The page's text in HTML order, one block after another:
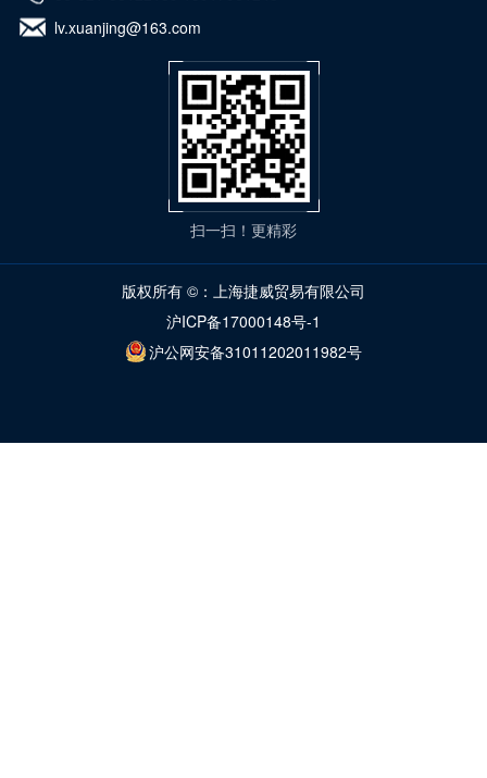
lv.xuanjing@163.com
扫一扫！更精彩
版权所有 ©：上海捷威贸易有限公司
沪ICP备17000148号-1
沪公网安备31011202011982号